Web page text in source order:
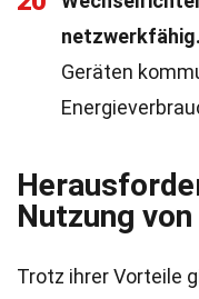
netzwerkfähig.
Geräten
Nutzung
Trotz ihrer Vorteile